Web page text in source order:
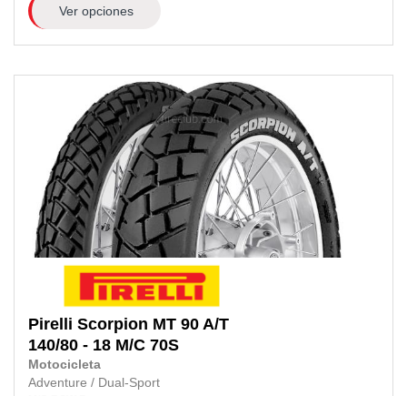
Ver opciones
Pirelli Scorpion MT 90 A/T
140/80 - 18 M/C 70S
Motocicleta
Adventure / Dual-Sport